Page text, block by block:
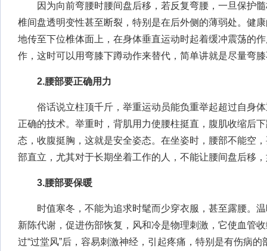
因为向前弯腰时腰间盘后移，若反复弯腰，一旦保护髓
椎间盘透明变性甚至断裂，特别是在后外侧的薄弱处。健
地传至下位椎体面上，在身体垂直运动时起着缓冲震荡的
作，这时可以用弯膝下蹲动作来替代，简单讲就是尽量弯
2.腰部要正确用力
俗话说立柱顶千斤，举重运动员能负重举起超过自身体
正确的技术。举重时，背肌用力使腰柱挺直，腹肌收缩后
态，收腹挺胸，这就是安全姿态。在坐姿时，腰部不能空
部直立，尤其对于长期坐着工作的人，不能让腰间盘后移
3.腰部要保暖
时值寒冬，不能为追求时髦而少穿衣服，甚至露腰。温
新陈代谢，促进伤部恢复，风和冷是物理刺激，它使血管
过“过堂风”后，容易刺激神经，引起疼痛，特别是有伤病